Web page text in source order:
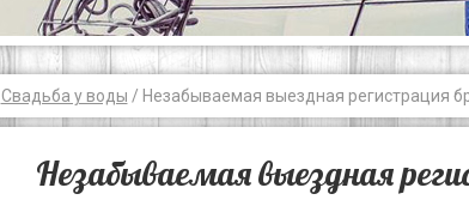
Свадьба у воды / Незабываемая выездная регистрация
Незабываемая выездная